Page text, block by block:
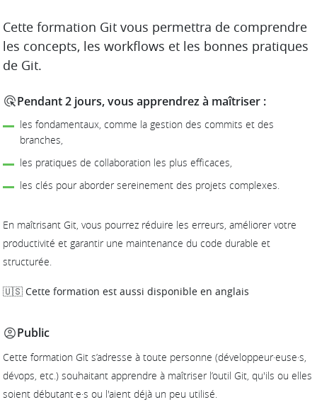
DESCRIPTION
Cette formation Git vous permettra de comprendre
les concepts, les workflows et les bonnes pratiques
de Git.
Pendant 2 jours, vous apprendrez à maîtriser :
les fondamentaux, comme la gestion des commits et des
branches,
les pratiques de collaboration les plus efficaces,
les clés pour aborder sereinement des projets complexes.
En maîtrisant Git, vous pourrez réduire les erreurs, améliorer votre
productivité et garantir une maintenance du code durable et
structurée.
🇺🇸 Cette formation est aussi disponible en anglais
Public
Cette formation Git s’adresse à toute personne (développeur·euse·s,
dévops, etc.) souhaitant apprendre à maîtriser l’outil Git, qu'ils ou elles
soient débutant·e·s ou l'aient déjà un peu utilisé.